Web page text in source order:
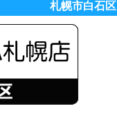
札幌市白石区